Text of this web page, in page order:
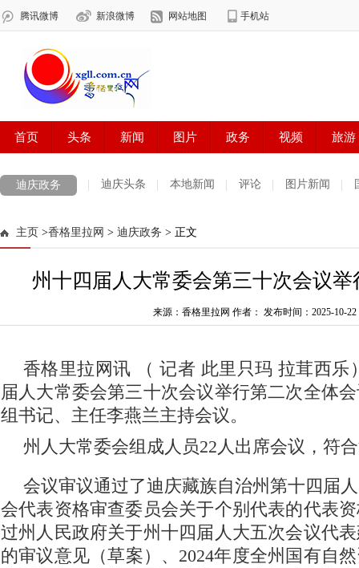
迪庆政务 迪庆头条 本地新闻 评论 图片新闻
主页 >香格里拉网 > 迪庆政务 > 正文
州十四届人大常委会第三十次会议
来源：香格里拉网 作者： 发布时间：2025-10-22
香格里拉网讯 （ 记者 此里只玛 拉茸西乐
届人大常委会第三十次会议举行第二次全体
组书记、主任李燕兰主持会议。
州人大常委会组成人员22人出席会议，符
会议审议通过了迪庆藏族自治州第十四届
会代表资格审查委员会关于个别代表的代表
过州人民政府关于州十四届人大五次会议代
的审议意见（草案）、2024年度全州国有自